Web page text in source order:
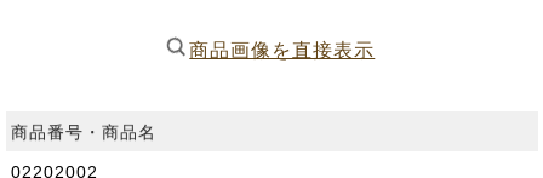
商品画像を直接表示
商品番号・商品名
02202002